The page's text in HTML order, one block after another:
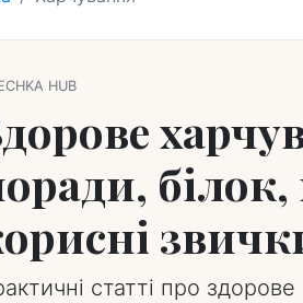
HUB
білок,
статті про